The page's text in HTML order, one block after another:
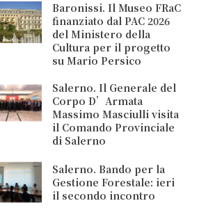
Baronissi. Il Museo FRaC
finanziato dal PAC 2026
del Ministero della
Cultura per il progetto
su Mario Persico
Salerno. Il Generale del
Corpo D’Armata
Massimo Masciulli visita
il Comando Provinciale
di Salerno
Salerno. Bando per la
Gestione Forestale: ieri
il secondo incontro